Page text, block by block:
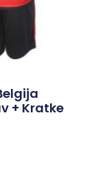
+ Kratke